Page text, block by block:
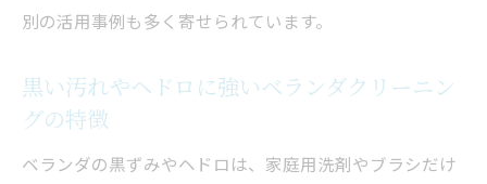
費用と効果で納得できるベランダクリーニ
ベランダクリーニングの見積もりポイント
を解説
ヘドロや排水溝対策に効くプロの手法
別の活用事例も多く寄せられています。
黒い汚れやヘドロに強いベランダクリーニン
グの特徴
ベランダの黒ずみやヘドロは、家庭用洗剤やブラシだけ